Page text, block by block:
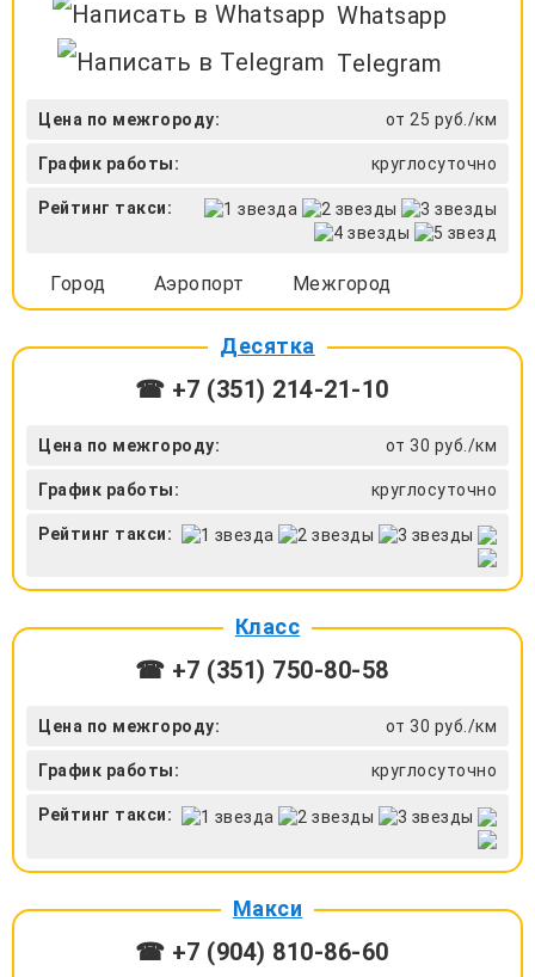
Whatsapp
Telegram
Цена по межгороду: от 25 руб./км
График работы: круглосуточно
Рейтинг такси:
Город Аэропорт Межгород
Десятка
☎ +7 (351) 214-21-10
Цена по межгороду: от 30 руб./км
График работы: круглосуточно
Рейтинг такси:
Класс
☎ +7 (351) 750-80-58
Цена по межгороду: от 30 руб./км
График работы: круглосуточно
Рейтинг такси:
Макси
☎ +7 (904) 810-86-60